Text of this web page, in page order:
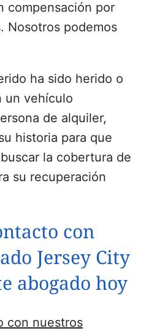
compensación por
Nosotros podemos
ha sido herido o
un vehículo
de alquiler,
historia para que
la cobertura de
su recuperación
con
Jersey City
abogado hoy
con nuestros